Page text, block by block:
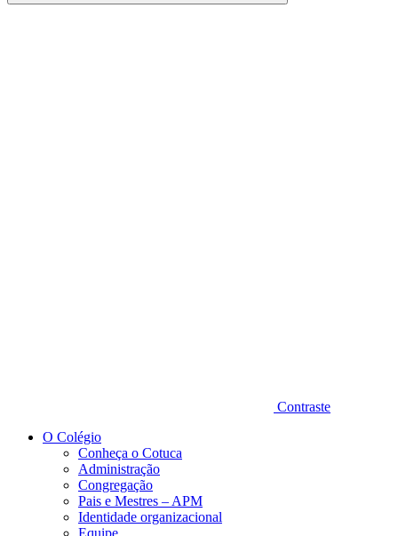
Buscar
Contraste
O Colégio
Conheça o Cotuca
Administração
Congregação
Pais e Mestres – APM
Identidade organizacional
Equipe